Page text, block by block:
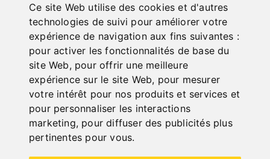
Ce site Web utilise des cookies et d'autres
technologies de suivi pour améliorer votre
expérience de navigation aux fins suivantes :
pour activer les fonctionnalités de base du
site Web, pour offrir une meilleure
expérience sur le site Web, pour mesurer
votre intérêt pour nos produits et services et
pour personnaliser les interactions
marketing, pour diffuser des publicités plus
pertinentes pour vous.
ONLINE
KATALOGE